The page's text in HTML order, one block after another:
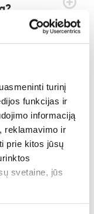
turinį
funkcijas ir
informaciją
reklamavimo ir
prie kitos jūsų
svetaine, jūs
per